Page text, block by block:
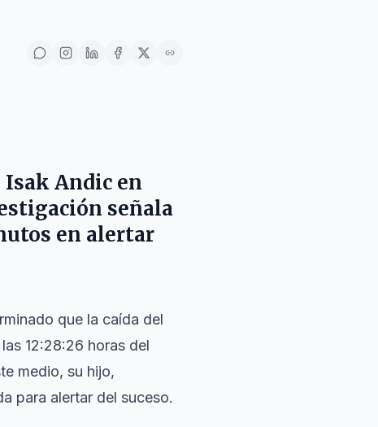
Isak Andic en
señala
en alertar
que la caída del
12:28:26 horas del
medio, su hijo,
para alertar del suceso.